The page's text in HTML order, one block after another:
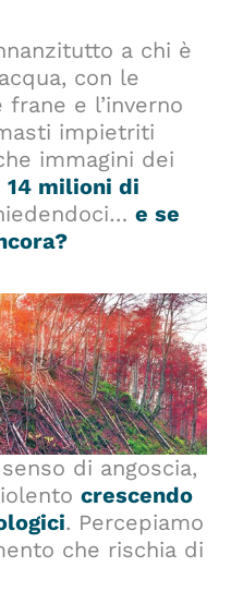
a chi è
con le
e l’inverno
impietriti
immagini dei
14 milioni di
e se
di angoscia,
crescendo
. Percepiamo
che rischia di